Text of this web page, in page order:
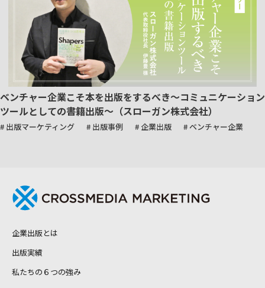
ベンチャー企業こそ本を出版をするべき～コミュニケーション
ツールとしての書籍出版～（スローガン株式会社）
# 出版マーケティング # 出版事例 # 企業出版 # ベンチャー企業
企業出版とは
出版実績
私たちの６つの強み